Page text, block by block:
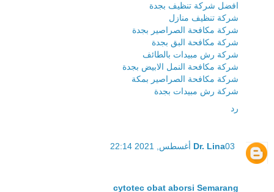
افضل شركة تنظيف بجدة
شركة تنظيف منازل
شركة مكافحة الصراصير بجدة
شركة مكافحة البق بجدة
شركة رش مبيدات بالطائف
شركة مكافحة النمل الابيض بجدة
شركة مكافحة الصراصير بمكة
شركة رش مبيدات بجدة
رد
Dr. Lina03 أغسطس, 2021 22:14
cytotec obat aborsi Semarang